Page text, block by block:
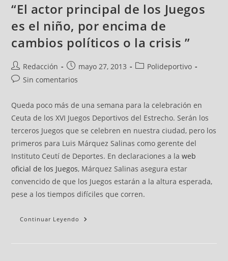
“El actor principal de los Juegos
es el niño, por encima de
cambios políticos o la crisis ”
Redacción mayo 27, 2013
Polideportivo
Sin comentarios
Queda poco más de una semana para la celebración en
Ceuta de los XVI Juegos Deportivos del Estrecho. Serán los
terceros Juegos que se celebren en nuestra ciudad, pero los
primeros para Luis Márquez Salinas como gerente del
Instituto Ceutí de Deportes. En declaraciones a laweb
oficial de los Juegos, Márquez Salinas asegura estar
convencido de que los Juegos estarán a la altura esperada,
pese a los tiempos difíciles que corren.
Continuar Leyendo